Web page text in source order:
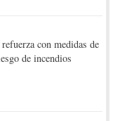
con medidas de
de incendios